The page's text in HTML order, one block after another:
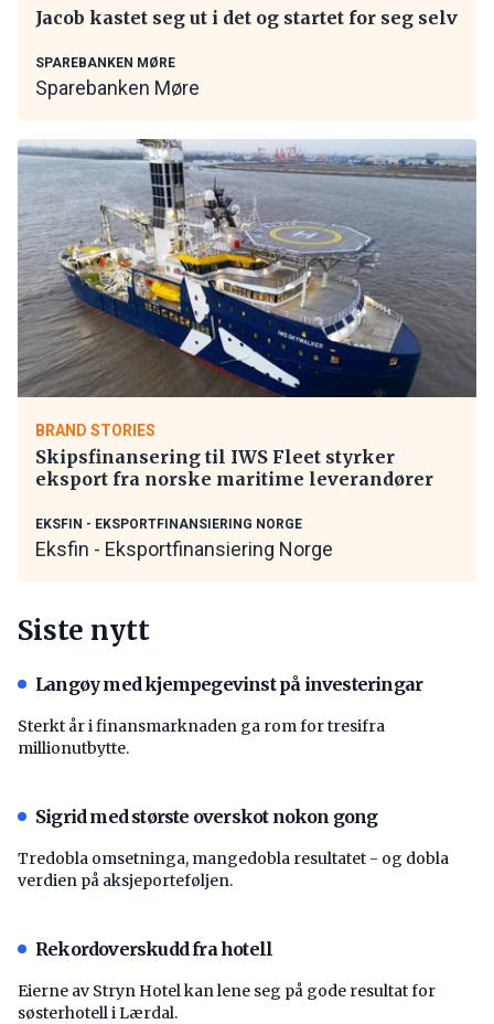
Jacob kastet seg ut i det og startet for seg selv
SPAREBANKEN MØRE
Sparebanken Møre
BRAND STORIES
Skipsfinansering til IWS Fleet styrker
eksport fra norske maritime leverandører
EKSFIN - EKSPORTFINANSIERING NORGE
Eksfin - Eksportfinansiering Norge
Siste nytt
Langøy med kjempegevinst på investeringar
Sterkt år i finansmarknaden ga rom for tresifra
millionutbytte.
Sigrid med største overskot nokon gong
Tredobla omsetninga, mangedobla resultatet - og dobla
verdien på aksjeporteføljen.
Rekordoverskudd fra hotell
Eierne av Stryn Hotel kan lene seg på gode resultat for
søsterhotell i Lærdal.